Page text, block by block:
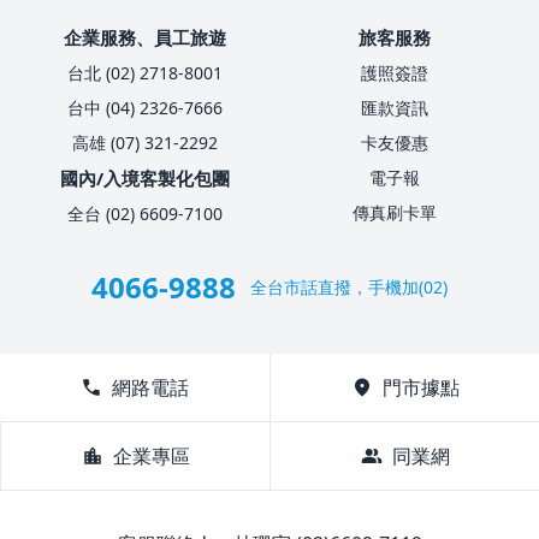
企業服務、員工旅遊
台北 (02) 2718-8001
台中 (04) 2326-7666
高雄 (07) 321-2292
國內/入境客製化包團
全台 (02) 6609-7100
旅客服務
護照簽證
匯款資訊
卡友優惠
電子報
傳真刷卡單
4066-9888 全台市話直撥，手機加(02)
call 網路電話 location_on 門市據點
location_city 企業專區 group 同業網